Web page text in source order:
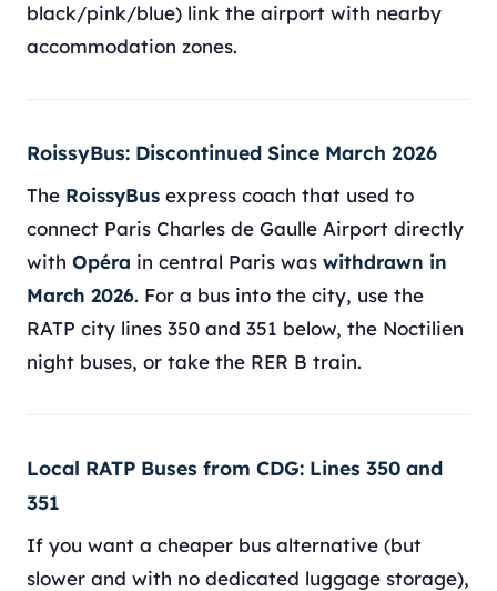
black/pink/blue) link the airport with nearby
accommodation zones.
RoissyBus: Discontinued Since March 2026
The RoissyBus express coach that used to
connect Paris Charles de Gaulle Airport directly
with Opéra in central Paris was withdrawn in
March 2026. For a bus into the city, use the
RATP city lines 350 and 351 below, the Noctilien
night buses, or take the RER B train.
Local RATP Buses from CDG: Lines 350 and
351
If you want a cheaper bus alternative (but
slower and with no dedicated luggage storage),